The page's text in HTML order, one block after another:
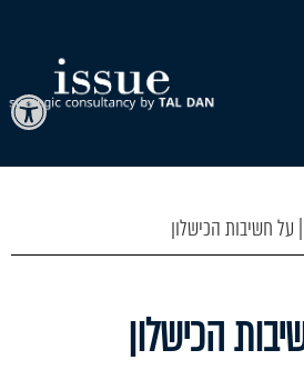
| על חשיבות הכישלון
הכישלון